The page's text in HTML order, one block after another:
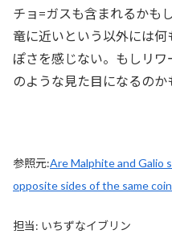
チョ=ガスも含まれるかも
竜に近いという以外には
ぽさを感じない。もしリ
のような見た目になるのか
参照元:Are Malphite and Galio
opposite sides of the same
担当: いちずなイブリン